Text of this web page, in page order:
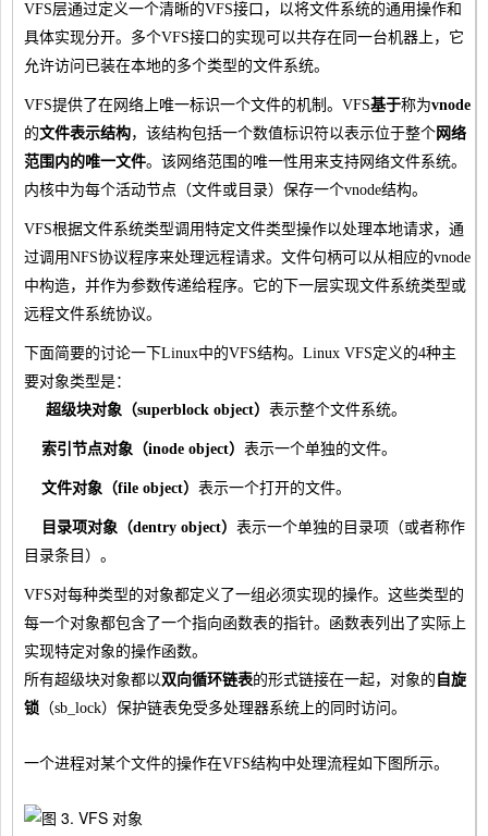
VFS层通过定义一个清晰的VFS接口，以将文件系统的通用操作和
具体实现分开。多个VFS接口的实现可以共存在同一台机器上，它
允许访问已装在本地的多个类型的文件系统。
VFS提供了在网络上唯一标识一个文件的机制。VFS基于称为vnode
的文件表示结构，该结构包括一个数值标识符以表示位于整个网络
范围内的唯一文件。该网络范围的唯一性用来支持网络文件系统。
内核中为每个活动节点（文件或目录）保存一个vnode结构。
VFS根据文件系统类型调用特定文件类型操作以处理本地请求，通
过调用NFS协议程序来处理远程请求。文件句柄可以从相应的vnode
中构造，并作为参数传递给程序。它的下一层实现文件系统类型或
远程文件系统协议。
下面简要的讨论一下Linux中的VFS结构。Linux VFS定义的4种主
要对象类型是：
超级块对象（superblock object） 表示整个文件系统。
索引节点对象（inode object） 表示一个单独的文件。
文件对象（file object） 表示一个打开的文件。
目录项对象（dentry object） 表示一个单独的目录项（或者称作
目录条目）。
VFS对每种类型的对象都定义了一组必须实现的操作。这些类型的
每一个对象都包含了一个指向函数表的指针。函数表列出了实际上
实现特定对象的操作函数。
所有超级块对象都以双向循环链表的形式链接在一起，对象的 自旋
锁 （sb_lock）保护链表免受多处理器系统上的同时访问。
一个进程对某个文件的操作在VFS结构中处理流程如下图所示。